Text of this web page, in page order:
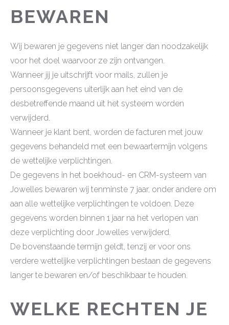
BEWAREN
Wij bewaren je gegevens niet langer dan noodzakelijk
voor het doel waarvoor ze zijn ontvangen.
Wanneer jij je uitschrijft voor mails, zullen je
persoonsgegevens uiterlijk aan het eind van de
desbetreffende maand uit het systeem worden
verwijderd.
Wanneer je klant bent, worden de facturen met jouw
gegevens behandeld met een bewaartermijn volgens
de wettelijke verplichtingen.
De gegevens in het boekhoud- en CRM-systeem van
Jowelles bewaren wij tenminste 7 jaar, onder andere om
aan alle wettelijke verplichtingen te voldoen. Deze
gegevens worden binnen 1 jaar na het verlopen van
deze verplichting door Jowelles verwijderd.
De bovenstaande termijn geldt, tenzij er voor ons
verdere wettelijke verplichtingen bestaan de gegevens
langer te bewaren en/of beschikbaar te houden.
WELKE RECHTEN JE